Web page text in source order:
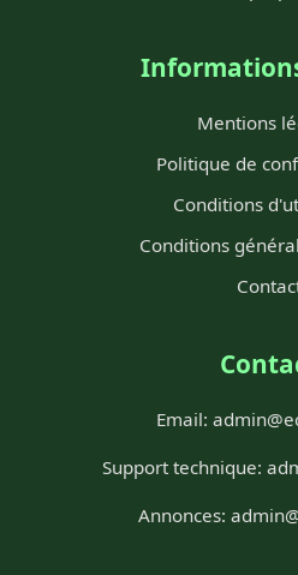
Mentions
Politique de
Conditions
Conditions
Email:
Support technique:
Annonces: